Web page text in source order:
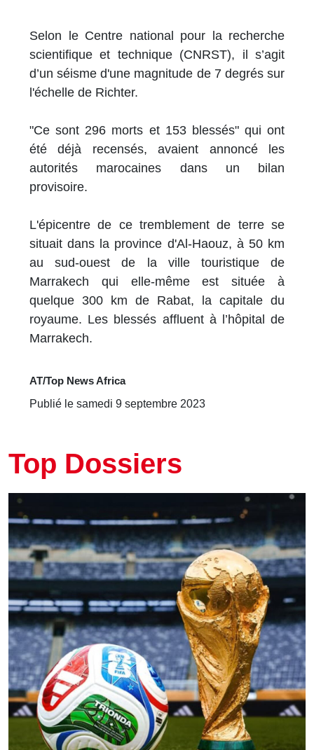
Selon le Centre national pour la recherche
scientifique et technique (CNRST), il s’agit
d’un séisme d'une magnitude de 7 degrés sur
l'échelle de Richter.
"Ce sont 296 morts et 153 blessés" qui ont
été déjà recensés, avaient annoncé les
autorités marocaines dans un bilan
provisoire.
L'épicentre de ce tremblement de terre se
situait dans la province d'Al-Haouz, à 50 km
au sud-ouest de la ville touristique de
Marrakech qui elle-même est située à
quelque 300 km de Rabat, la capitale du
royaume. Les blessés affluent à l’hôpital de
Marrakech.
AT/Top News Africa
Publié le samedi 9 septembre 2023
Top Dossiers